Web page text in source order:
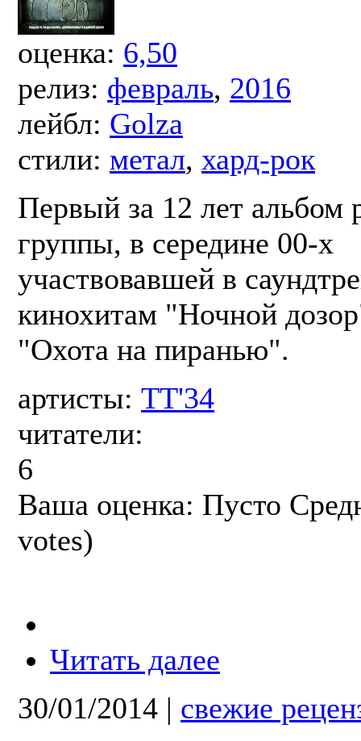
оценка: 6,50
релиз: февраль, 2016
лейбл: Golza
стили: метал, хард-рок
Первый за 12 лет альбом
группы, в середине 00-х
участвовавшей в
кинохитам "Ночной
"Охота на пиранью".
артисты: ТТ'34
читатели:
6
Ваша оценка: Пусто
votes)
Читать далее
30/01/2014 | свежие